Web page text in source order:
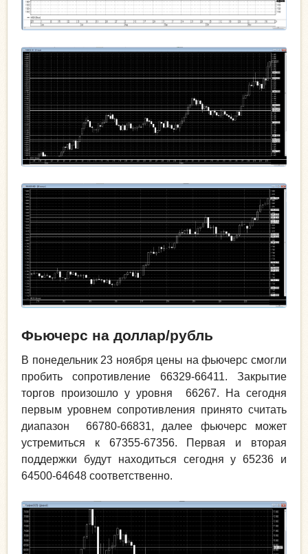
Фьючерс на доллар/рубль
В понедельник 23 ноября цены на фьючерс смогли
пробить сопротивление 66329-66411. Закрытие
торгов произошло у уровня 66267. На сегодня
первым уровнем сопротивления принято считать
диапазон 66780-66831, далее фьючерс может
устремиться к 67355-67356. Первая и вторая
поддержки будут находиться сегодня у 65236 и
64500-64648 соответственно.